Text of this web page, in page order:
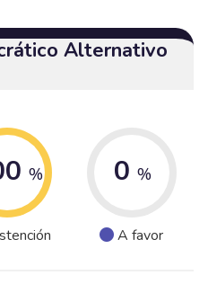
Alternativo
% 0 %
A favor